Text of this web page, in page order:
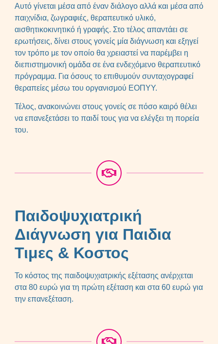
Αυτό γίνεται μέσα από έναν διάλογο αλλά και μέσα από
παιχνίδια, ζωγραφιές, θεραπευτικό υλικό,
αισθητικοκινητικό ή γραφής. Στο τέλος απαντάει σε
ερωτήσεις, δίνει στους γονείς μία διάγνωση και εξηγεί
τον τρόπο με τον οποίο θα χρειαστεί να παρέμβει η
διεπιστημονική ομάδα σε ένα ενδεχόμενο θεραπευτικό
πρόγραμμα. Για όσους το επιθυμούν συνταχογραφεί
θεραπείες μέσω του οργανισμού ΕΟΠΥΥ.
Τέλος, ανακοινώνει στους γονείς σε πόσο καιρό θέλει
να επανεξετάσει το παιδί τους για να ελέγξει τη πορεία
του.
Παιδοψυχιατρική
Διάγνωση για Παιδια
Τιμες & Κοστος
Το κόστος της παιδοψυχιατρικής εξέτασης ανέρχεται
στα 80 ευρώ για τη πρώτη εξέταση και στα 60 ευρώ για
την επανεξέταση.